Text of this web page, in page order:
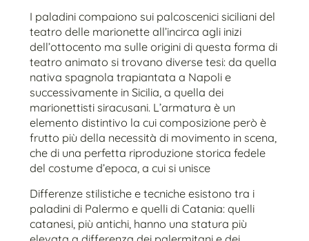
I paladini compaiono sui palcoscenici siciliani del
teatro delle marionette all’incirca agli inizi
dell’ottocento ma sulle origini di questa forma di
teatro animato si trovano diverse tesi: da quella
nativa spagnola trapiantata a Napoli e
successivamente in Sicilia, a quella dei
marionettisti siracusani. L’armatura è un
elemento distintivo la cui composizione però è
frutto più della necessità di movimento in scena,
che di una perfetta riproduzione storica fedele
del costume d’epoca, a cui si unisce
Differenze stilistiche e tecniche esistono tra i
paladini di Palermo e quelli di Catania: quelli
catanesi, più antichi, hanno una statura più